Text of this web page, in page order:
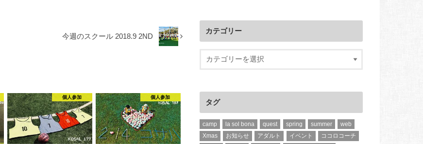
今週のスクール 2018.9 2ND
個人参加 個人参加
カテゴリー
タグ
camp la sol bona quest spring summer
web
Xmas
お知らせ アダルト イベント
ココロコーチ